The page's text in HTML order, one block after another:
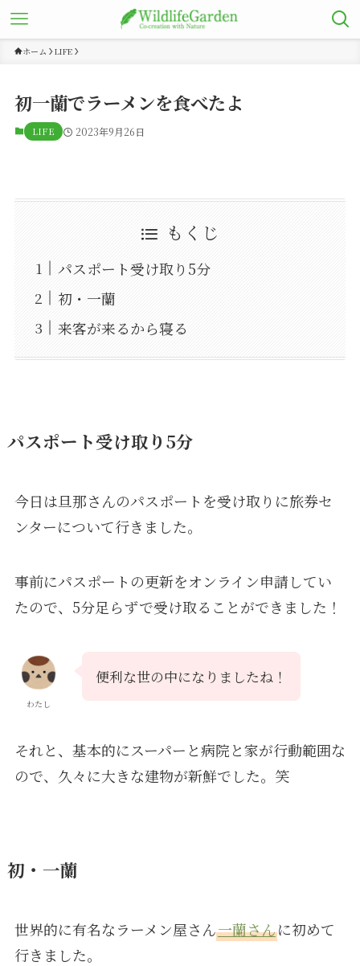
ホーム LIFE
初一蘭でラーメンを食べたよ
LIFE 2023年9月26日
もくじ
パスポート受け取り5分
初・一蘭
来客が来るから寝る
パスポート受け取り5分
今日は旦那さんのパスポートを受け取りに旅券セ
ンターについて行きました。
事前にパスポートの更新をオンライン申請してい
たので、5分足らずで受け取ることができました！
わたし
便利な世の中になりましたね！
それと、基本的にスーパーと病院と家が行動範囲な
ので、久々に大きな建物が新鮮でした。笑
初・一蘭
世界的に有名なラーメン屋さん一蘭さんに初めて
行きました。